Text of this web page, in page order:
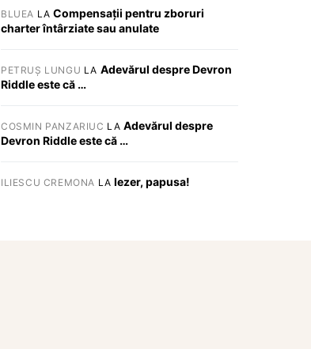
BLUEA LACompensații pentru zboruri
charter întârziate sau anulate
PETRUȘ LUNGU LA Adevărul despre Devron
Riddle este că …
COSMIN PANZARIUC LA Adevărul despre
Devron Riddle este că …
ILIESCU CREMONA LA Iezer, papusa!